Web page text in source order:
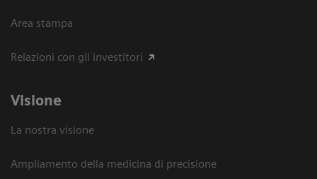
Area stampa
Relazioni con gli investitori
Visione
La nostra visione
Ampliamento della medicina di precisione